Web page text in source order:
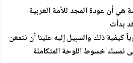
هي أن عودة المجد للأمة العربية
بدأت
ذلك والسبيل إليه علينا أن نتمعن
نمسك خسوط اللوحة المتكاملة